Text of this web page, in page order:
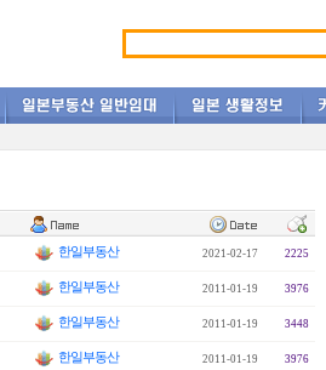
한일부동산 2021-02-17 2225
한일부동산 2011-01-19 3976
한일부동산 2011-01-19 3448
한일부동산 2011-01-19 3976